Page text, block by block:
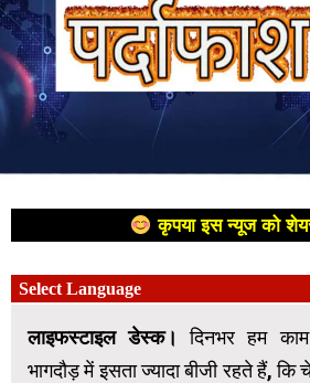
कृपया इस न्यूज को
लाइफस्टाइल डेस्क।दिनभर हम
भागदौड़ में इसता ज्यादा बीजी रहते हैं,